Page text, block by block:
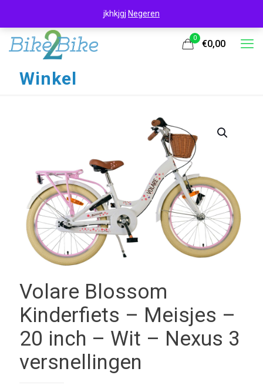
0
€0,00
Winkel
Volare Blossom
Kinderfiets – Meisjes –
20 inch – Wit – Nexus 3
versnellingen
jkhkjgj Negeren